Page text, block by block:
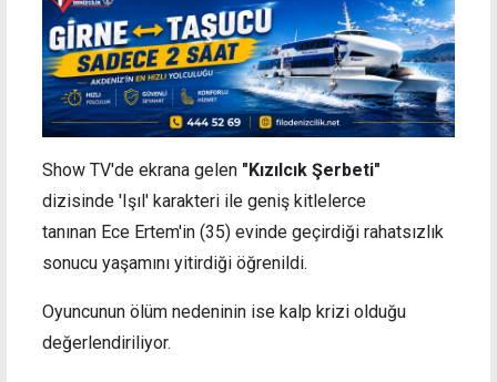
Show TV'de ekrana gelen "Kızılcık Şerbeti"
dizisinde 'Işıl' karakteri ile geniş kitlelerce
tanınan Ece Ertem'in (35) evinde geçirdiği rahatsızlık
sonucu yaşamını yitirdiği öğrenildi.
Oyuncunun ölüm nedeninin ise kalp krizi olduğu
değerlendiriliyor.